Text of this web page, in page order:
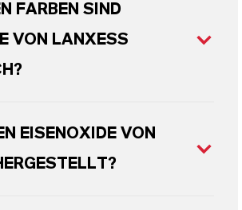
FARBEN SIND
VON LANXESS
EISENOXIDE VON